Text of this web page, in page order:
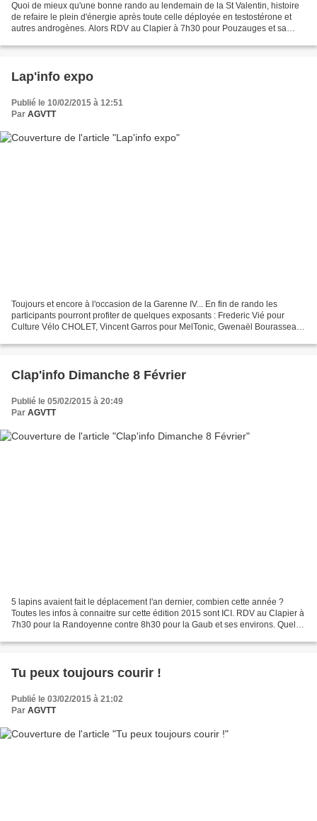
Quoi de mieux qu'une bonne rando au lendemain de la St Valentin, histoire
de refaire le plein d'énergie après toute celle déployée en testostérone et
autres androgènes. Alors RDV au Clapier à 7h30 pour Pouzauges et sa
Lap'info expo
Publié le 10/02/2015 à 12:51
Par AGVTT
Toujours et encore à l'occasion de la Garenne IV... En fin de rando les
participants pourront profiter de quelques exposants : Frederic Vié pour
Culture Vélo CHOLET, Vincent Garros pour MelTonic, Gwenaël Bourasseau
Clap'info Dimanche 8 Février
Publié le 05/02/2015 à 20:49
Par AGVTT
5 lapins avaient fait le déplacement l'an dernier, combien cette année ?
Toutes les infos à connaitre sur cette édition 2015 sont ICI. RDV au Clapier à
7h30 pour la Randoyenne contre 8h30 pour la Gaub et ses environs. Quel
Tu peux toujours courir !
Publié le 03/02/2015 à 21:02
Par AGVTT